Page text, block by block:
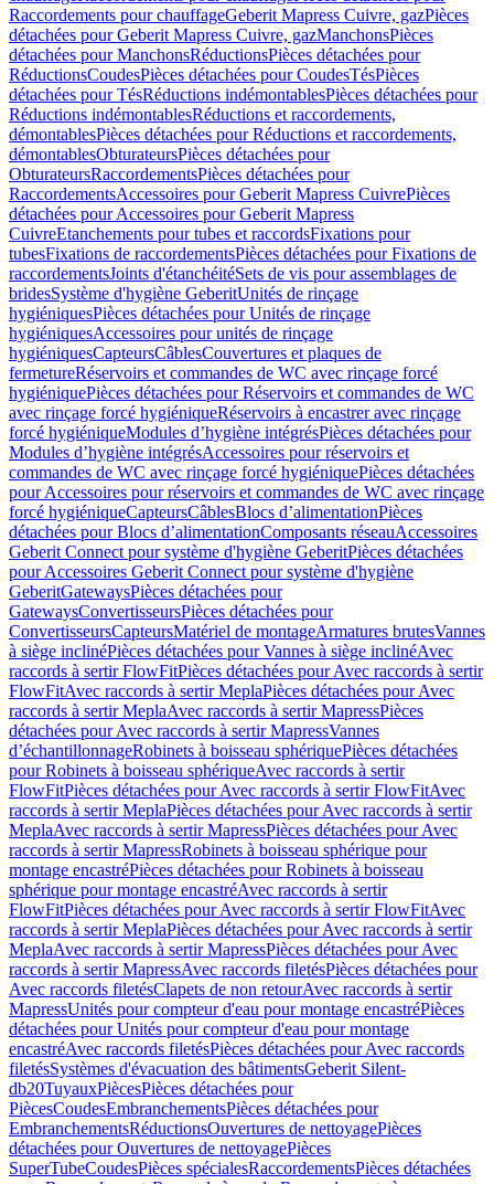
Raccordements pour chauffageGeberit Mapress Cuivre, gazPièces
détachées pour Geberit Mapress Cuivre, gazManchonsPièces
détachées pour ManchonsRéductionsPièces détachées pour
RéductionsCoudesPièces détachées pour CoudesTésPièces
détachées pour TésRéductions indémontablesPièces détachées pour
Réductions indémontablesRéductions et raccordements,
démontablesPièces détachées pour Réductions et raccordements,
démontablesObturateursPièces détachées pour
ObturateursRaccordementsPièces détachées pour
RaccordementsAccessoires pour Geberit Mapress CuivrePièces
détachées pour Accessoires pour Geberit Mapress
CuivreEtanchements pour tubes et raccordsFixations pour
tubesFixations de raccordementsPièces détachées pour Fixations de
raccordementsJoints d'étanchéitéSets de vis pour assemblages de
bridesSystème d'hygiène GeberitUnités de rinçage
hygiéniquesPièces détachées pour Unités de rinçage
hygiéniquesAccessoires pour unités de rinçage
hygiéniquesCapteursCâblesCouvertures et plaques de
fermetureRéservoirs et commandes de WC avec rinçage forcé
hygiéniquePièces détachées pour Réservoirs et commandes de WC
avec rinçage forcé hygiéniqueRéservoirs à encastrer avec rinçage
forcé hygiéniqueModules d’hygiène intégrésPièces détachées pour
Modules d’hygiène intégrésAccessoires pour réservoirs et
commandes de WC avec rinçage forcé hygiéniquePièces détachées
pour Accessoires pour réservoirs et commandes de WC avec rinçage
forcé hygiéniqueCapteursCâblesBlocs d’alimentationPièces
détachées pour Blocs d’alimentationComposants réseauAccessoires
Geberit Connect pour système d'hygiène GeberitPièces détachées
pour Accessoires Geberit Connect pour système d'hygiène
GeberitGatewaysPièces détachées pour
GatewaysConvertisseursPièces détachées pour
ConvertisseursCapteursMatériel de montageArmatures brutesVannes
à siège inclinéPièces détachées pour Vannes à siège inclinéAvec
raccords à sertir FlowFitPièces détachées pour Avec raccords à sertir
FlowFitAvec raccords à sertir MeplaPièces détachées pour Avec
raccords à sertir MeplaAvec raccords à sertir MapressPièces
détachées pour Avec raccords à sertir MapressVannes
d’échantillonnageRobinets à boisseau sphériquePièces détachées
pour Robinets à boisseau sphériqueAvec raccords à sertir
FlowFitPièces détachées pour Avec raccords à sertir FlowFitAvec
raccords à sertir MeplaPièces détachées pour Avec raccords à sertir
MeplaAvec raccords à sertir MapressPièces détachées pour Avec
raccords à sertir MapressRobinets à boisseau sphérique pour
montage encastréPièces détachées pour Robinets à boisseau
sphérique pour montage encastréAvec raccords à sertir
FlowFitPièces détachées pour Avec raccords à sertir FlowFitAvec
raccords à sertir MeplaPièces détachées pour Avec raccords à sertir
MeplaAvec raccords à sertir MapressPièces détachées pour Avec
raccords à sertir MapressAvec raccords filetésPièces détachées pour
Avec raccords filetésClapets de non retourAvec raccords à sertir
MapressUnités pour compteur d'eau pour montage encastréPièces
détachées pour Unités pour compteur d'eau pour montage
encastréAvec raccords filetésPièces détachées pour Avec raccords
filetésSystèmes d'évacuation des bâtimentsGeberit Silent-
db20TuyauxPiècesPièces détachées pour
PiècesCoudesEmbranchementsPièces détachées pour
EmbranchementsRéductionsOuvertures de nettoyagePièces
détachées pour Ouvertures de nettoyagePièces
SuperTubeCoudesPièces spécialesRaccordementsPièces détachées